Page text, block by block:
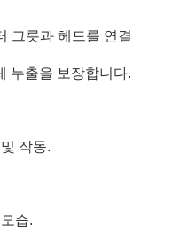
그릇과 헤드를 연결
누출을 보장합니다.
작동.
습.